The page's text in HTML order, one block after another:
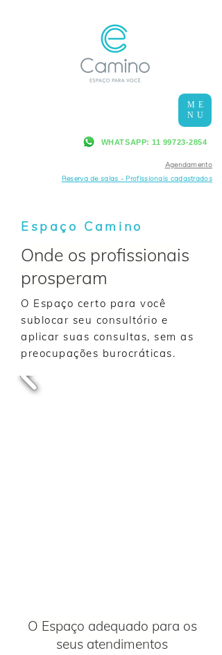
WHATSAPP: 11 99723-2854
Agendamento
Reserva de salas - Profissionais cadastrados
ME
NU
Espaço Camino
Onde os profissionais
prosperam
O Espaço certo para você
sublocar seu consultório e
aplicar suas consultas, sem as
preocupações burocráticas.
O Espaço adequado para os
seus atendimentos